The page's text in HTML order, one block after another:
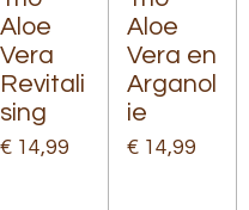
Aloe
Vera
Revitali
sing
€ 14,99
Aloe
Vera en
Arganol
ie
€ 14,99